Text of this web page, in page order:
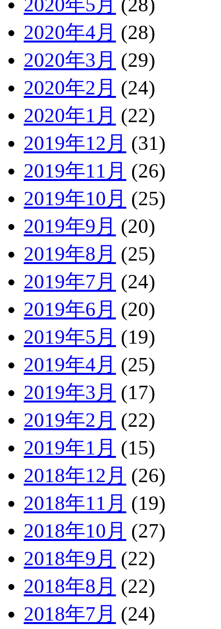
2020年4月 (28)
2020年3月 (29)
2020年2月 (24)
2020年1月 (22)
2019年12月 (31)
2019年11月 (26)
2019年10月 (25)
2019年9月 (20)
2019年8月 (25)
2019年7月 (24)
2019年6月 (20)
2019年5月 (19)
2019年4月 (25)
2019年3月 (17)
2019年2月 (22)
2019年1月 (15)
2018年12月 (26)
2018年11月 (19)
2018年10月 (27)
2018年9月 (22)
2018年8月 (22)
2018年7月 (24)